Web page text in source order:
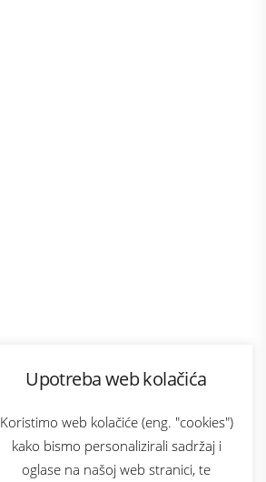
Upotreba web kolačića
Koristimo web kolačiće (eng. "cookies")
kako bismo personalizirali sadržaj i
oglase na našoj web stranici, te
Bonus plus
Prijava za newsletter